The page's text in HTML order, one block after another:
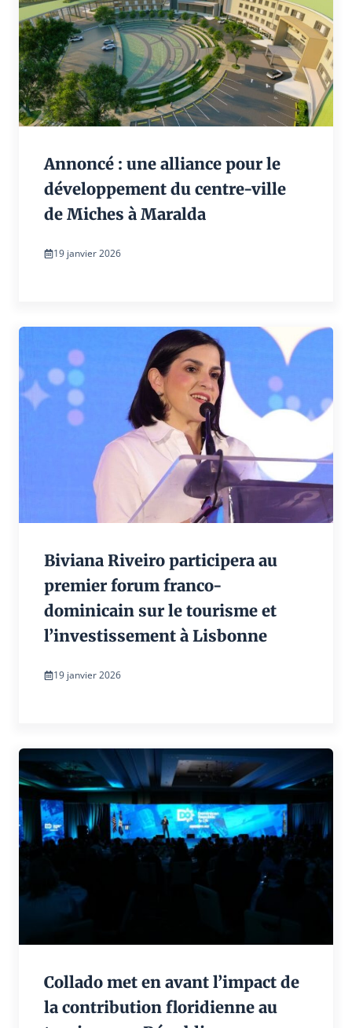
Annoncé : une alliance pour le
développement du centre-ville
de Miches à Maralda
19 janvier 2026
Biviana Riveiro participera au
premier forum franco-
dominicain sur le tourisme et
l’investissement à Lisbonne
19 janvier 2026
Collado met en avant l’impact de
la contribution floridienne au